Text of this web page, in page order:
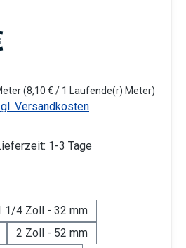
(8,10 € / 1 Laufende(r) Meter)
Versandkosten
1-3 Tage
1/4 Zoll - 32 mm
2 Zoll - 52 mm